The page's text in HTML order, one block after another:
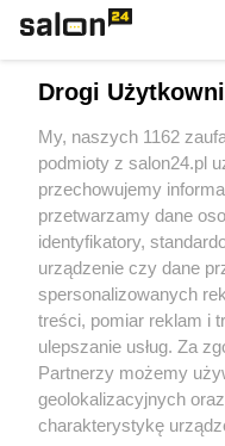
Sport
Społeczeństwo
Kultura
X
Drogi
My, naszych 1162
podmioty z salon24.pl
przechowujemy
przetwarzamy dane
identyfikatory,
urządzenie czy dane
spersonalizowanych
treści, pomiar reklam i
ulepszanie usług. Za
Partnerzy możemy
geolokalizacyjnych
charakterystykę